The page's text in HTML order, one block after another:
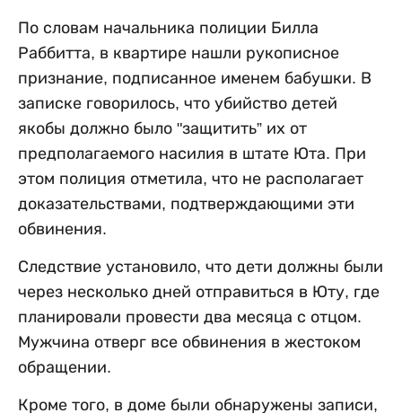
По словам начальника полиции Билла
Раббитта, в квартире нашли рукописное
признание, подписанное именем бабушки. В
записке говорилось, что убийство детей
якобы должно было "защитить” их от
предполагаемого насилия в штате Юта. При
этом полиция отметила, что не располагает
доказательствами, подтверждающими эти
обвинения.
Следствие установило, что дети должны были
через несколько дней отправиться в Юту, где
планировали провести два месяца с отцом.
Мужчина отверг все обвинения в жестоком
обращении.
Кроме того, в доме были обнаружены записи,